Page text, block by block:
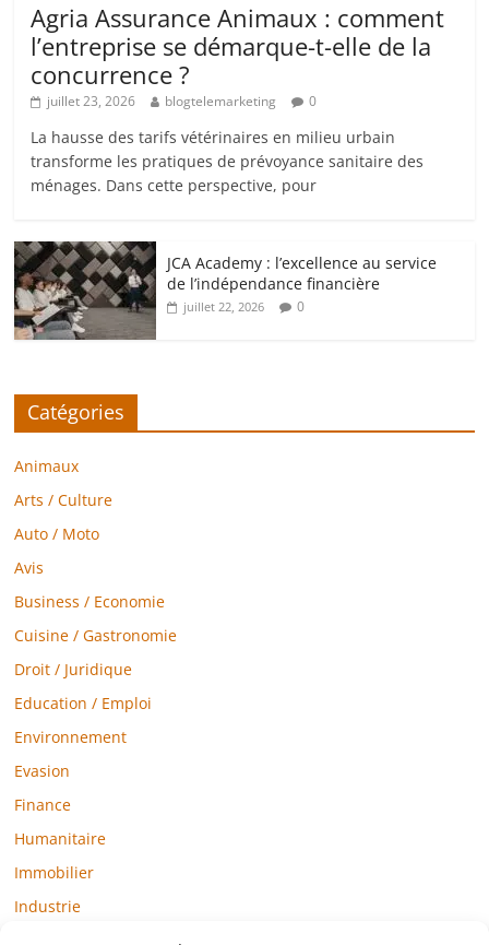
Agria Assurance Animaux : comment
l’entreprise se démarque-t-elle de la
concurrence ?
juillet 23, 2026 blogtelemarketing 0
La hausse des tarifs vétérinaires en milieu urbain
transforme les pratiques de prévoyance sanitaire des
ménages. Dans cette perspective, pour
JCA Academy : l’excellence au service
de l’indépendance financière
juillet 22, 2026 0
Catégories
Animaux
Arts / Culture
Auto / Moto
Avis
Business / Economie
Cuisine / Gastronomie
Droit / Juridique
Education / Emploi
Environnement
Evasion
Finance
Humanitaire
Immobilier
Industrie